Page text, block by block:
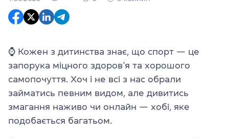
⌚ Кожен з дитинства знає, що спорт — це
запорука міцного здоров’я та хорошого
самопочуття. Хоч і не всі з нас обрали
займатись певним видом, але дивитись
змагання наживо чи онлайн — хобі, яке
подобається багатьом.